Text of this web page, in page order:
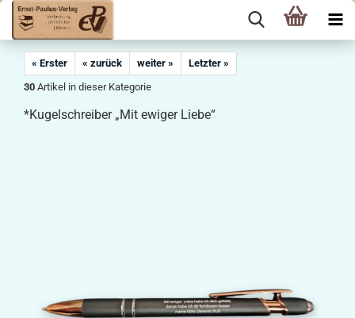
« Erster « zurück weiter »
Letzter »
30 Artikel in dieser Kategorie
*Kugelschreiber „Mit ewiger Liebe“